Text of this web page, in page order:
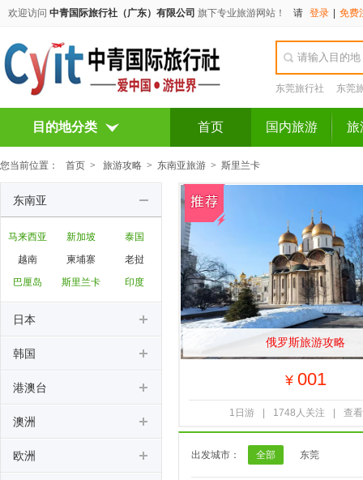
欢迎访问 中青国际旅行社（广东）有限公司 旗下专业旅游网站！ 请 登录 免费
东莞旅行社 东莞
目的地分类 首页 国内旅游 旅
您当前位置： 首页 > 旅游攻略 > 东南亚旅游 > 斯里兰卡
俄罗斯旅游攻略
¥ 001
1日游 1748人关注 查
出发城市： 全部 东莞
东南亚
马来西亚 新加坡
泰国
越南
柬埔寨
老挝
巴厘岛
斯里兰卡 印度
日本
韩国
港澳台
澳洲
欧洲